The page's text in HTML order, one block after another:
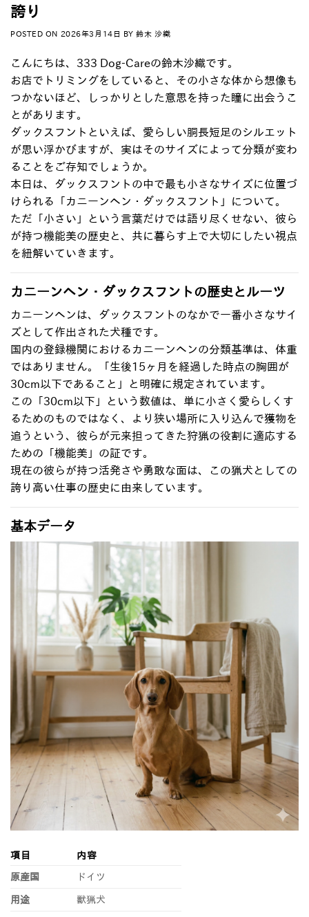
誇り
POSTED ON 2026年3月14日 BY鈴木 沙織
こんにちは、333 Dog-Careの鈴木沙織です。
お店でトリミングをしていると、その小さな体から想像も
つかないほど、しっかりとした意思を持った瞳に出会うこ
とがあります。
ダックスフントといえば、愛らしい胴長短足のシルエット
が思い浮かびますが、実はそのサイズによって分類が変わ
ることをご存知でしょうか。
本日は、ダックスフントの中で最も小さなサイズに位置づ
けられる「カニーンヘン・ダックスフント」について。
ただ「小さい」という言葉だけでは語り尽くせない、彼ら
が持つ機能美の歴史と、共に暮らす上で大切にしたい視点
を紐解いていきます。
カニーンヘン・ダックスフントの歴史とルーツ
カニーンヘンは、ダックスフントのなかで一番小さなサイ
ズとして作出された犬種です。
国内の登録機関におけるカニーンヘンの分類基準は、体重
ではありません。「生後15ヶ月を経過した時点の胸囲が
30cm以下であること」と明確に規定されています。
この「30cm以下」という数値は、単に小さく愛らしくす
るためのものではなく、より狭い場所に入り込んで獲物を
追うという、彼らが元来担ってきた狩猟の役割に適応する
ための「機能美」の証です。
現在の彼らが持つ活発さや勇敢な面は、この猟犬としての
誇り高い仕事の歴史に由来しています。
基本データ
項目 内容
原産国 ドイツ
用途 獣猟犬